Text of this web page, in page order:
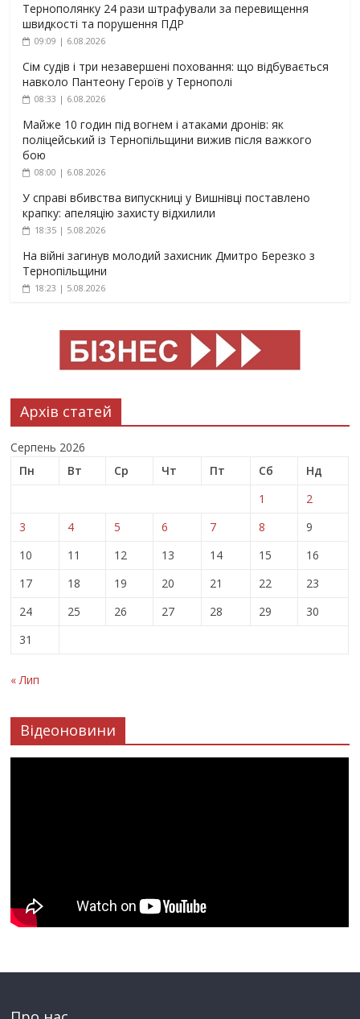
Тернополянку 24 рази штрафували за перевищення
швидкості та порушення ПДР
09:09 | 6.08.2026
Сім судів і три незавершені поховання: що відбувається
навколо Пантеону Героїв у Тернополі
08:33 | 6.08.2026
Майже 10 годин під вогнем і атаками дронів: як
поліцейський із Тернопільщини вижив після важкого
бою
08:00 | 6.08.2026
У справі вбивства випускниці у Вишнівці поставлено
крапку: апеляцію захисту відхилили
18:35 | 5.08.2026
На війні загинув молодий захисник Дмитро Березко з
Тернопільщини
18:23 | 5.08.2026
Архів статей
Серпень 2026
Пн
Вт Ср Чт Пт Сб
Нд
1
2
3
4 5 6 7 8
9
10
11 12 13 14 15
16
17
18 19 20 21 22
23
24
25 26 27 28 29
30
31
« Лип
Відеоновини